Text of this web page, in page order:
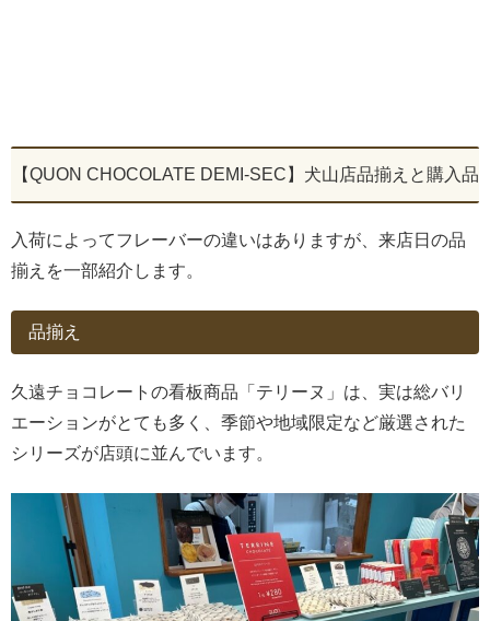
【QUON CHOCOLATE DEMI-SEC】犬山店品揃えと購入品
入荷によってフレーバーの違いはありますが、来店日の品
揃えを一部紹介します。
品揃え
久遠チョコレートの看板商品「テリーヌ」は、実は総バリ
エーションがとても多く、季節や地域限定など厳選された
シリーズが店頭に並んでいます。